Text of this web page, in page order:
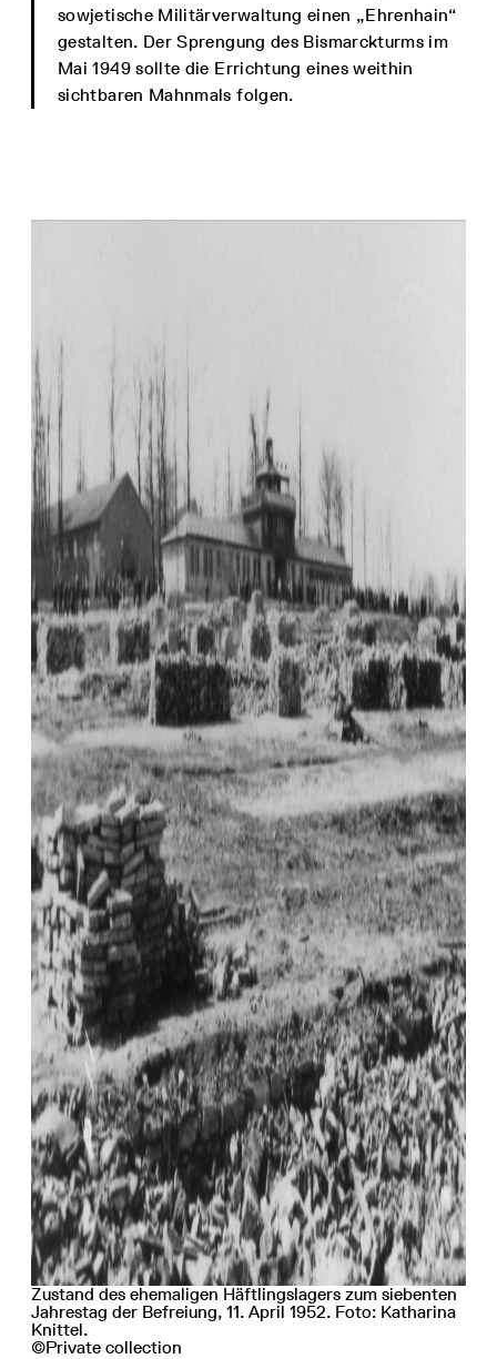
sowjetische Militärverwaltung einen „Ehrenhain“
gestalten. Der Sprengung des Bismarckturms im
Mai 1949 sollte die Errichtung eines weithin
sichtbaren Mahnmals folgen.
Zustand des ehemaligen Häftlingslagers zum siebenten
Jahrestag der Befreiung, 11. April 1952. Foto: Katharina
Knittel.
©Private collection